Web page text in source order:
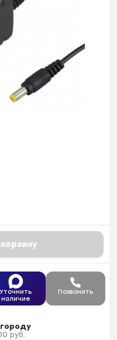
Уточнить
наличие
Позвонить
руб.